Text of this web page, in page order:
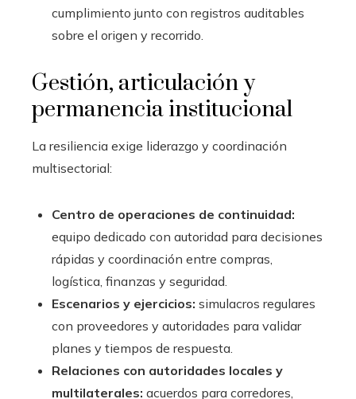
cumplimiento junto con registros auditables
sobre el origen y recorrido.
Gestión, articulación y
permanencia institucional
La resiliencia exige liderazgo y coordinación
multisectorial:
Centro de operaciones de continuidad:
equipo dedicado con autoridad para decisiones
rápidas y coordinación entre compras,
logística, finanzas y seguridad.
Escenarios y ejercicios: simulacros regulares
con proveedores y autoridades para validar
planes y tiempos de respuesta.
Relaciones con autoridades locales y
multilaterales: acuerdos para corredores,